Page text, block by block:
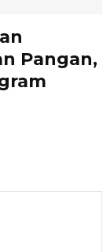
Pangan,